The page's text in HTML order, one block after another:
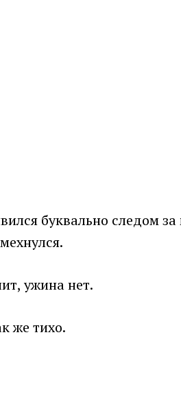
буквально следом
ужина нет.
же тихо.